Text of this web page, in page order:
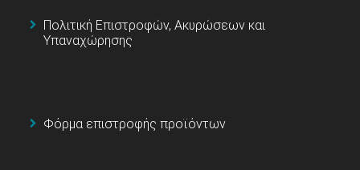
Πολιτική Επιστροφών, Ακυρώσεων και
Υπαναχώρησης
Φόρμα επιστροφής προϊόντων